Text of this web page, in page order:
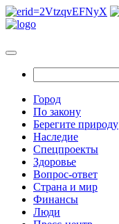
Город
По закону
Берегите природу
Наследие
Спецпроекты
Здоровье
Вопрос-ответ
Страна и мир
Финансы
Люди